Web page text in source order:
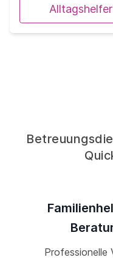
Professionelle